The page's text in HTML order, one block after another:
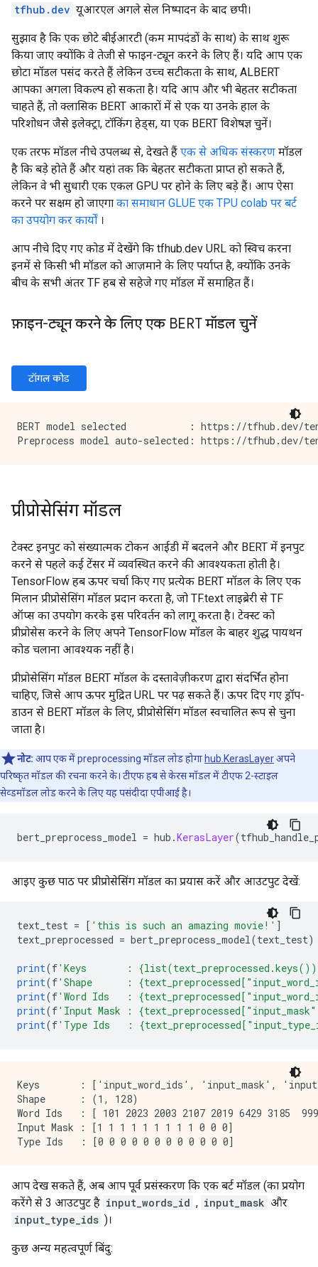
tfhub.dev यूआरएल अगले सेल निष्पादन के बाद छपी।
सुझाव है कि एक छोटे बीईआरटी (कम मापदंडों के साथ) के साथ शुरू
किया जाए क्योंकि वे तेजी से फाइन-ट्यून करने के लिए हैं। यदि आप एक
छोटा मॉडल पसंद करते हैं लेकिन उच्च सटीकता के साथ, ALBERT
आपका अगला विकल्प हो सकता है। यदि आप और भी बेहतर सटीकता
चाहते हैं, तो क्लासिक BERT आकारों में से एक या उनके हाल के
परिशोधन जैसे इलेक्ट्रा, टॉकिंग हेड्स, या एक BERT विशेषज्ञ चुनें।
एक तरफ मॉडल नीचे उपलब्ध से, देखते हैं एक से अधिक संस्करण मॉडल
है कि बड़े होते हैं और यहां तक कि बेहतर सटीकता प्राप्त हो सकते हैं,
लेकिन वे भी सुधारी एक एकल GPU पर होने के लिए बड़े हैं। आप ऐसा
करने पर सक्षम हो जाएगा का समाधान GLUE एक TPU colab पर बर्ट
का उपयोग कर कार्यों।
आप नीचे दिए गए कोड में देखेंगे कि tfhub.dev URL को स्विच करना
इनमें से किसी भी मॉडल को आज़माने के लिए पर्याप्त है, क्योंकि उनके
बीच के सभी अंतर TF हब से सहेजे गए मॉडल में समाहित हैं।
फ़ाइन-ट्यून करने के लिए एक BERT मॉडल चुनें
टॉगल कोड
BERT model selected           : https://tfhub.dev/
प्रीप्रोसेसिंग मॉडल
टेक्स्ट इनपुट को संख्यात्मक टोकन आईडी में बदलने और BERT में इनपुट
करने से पहले कई टेंसर में व्यवस्थित करने की आवश्यकता होती है।
TensorFlow हब ऊपर चर्चा किए गए प्रत्येक BERT मॉडल के लिए एक
मिलान प्रीप्रोसेसिंग मॉडल प्रदान करता है, जो TF.text लाइब्रेरी से TF
ऑप्स का उपयोग करके इस परिवर्तन को लागू करता है। टेक्स्ट को
प्रीप्रोसेस करने के लिए अपने TensorFlow मॉडल के बाहर शुद्ध पायथन
कोड चलाना आवश्यक नहीं है।
प्रीप्रोसेसिंग मॉडल BERT मॉडल के दस्तावेज़ीकरण द्वारा संदर्भित होना
चाहिए, जिसे आप ऊपर मुद्रित URL पर पढ़ सकते हैं। ऊपर दिए गए ड्रॉप-
डाउन से BERT मॉडल के लिए, प्रीप्रोसेसिंग मॉडल स्वचालित रूप से चुना
जाता है।
नोट: आप एक में preprocessing मॉडल लोड होगा hub.KerasLayerअपने
परिष्कृत मॉडल की रचना करने के। टीएफ हब से केरस मॉडल में टीएफ 2-स्टाइल
सेव्डमॉडल लोड करने के लिए यह पसंदीदा एपीआई है।
bert_preprocess_model = hub .KerasLayer(
आइए कुछ पाठ पर प्रीप्रोसेसिंग मॉडल का प्रयास करें और आउटपुट देखें:
text_test = [ 'this is such an amazing movie!' ]
text_preprocessed = bert_preprocess_model(text_test)
print(f'Keys       :
print(f'Shape      :
print(f'Word Ids   :
print(f'Input Mask :
print(f'Type Ids   :
Keys       : ['input_word_ids', 'input_mask',
Shape      : (1, 128)
Word Ids   : [ 101 2023 2003 2107 2019 6429 3185
Input Mask : [1 1 1 1 1 1 1 1 1 0 0 0]
आप देख सकते हैं, अब आप पूर्व प्रसंस्करण कि एक बर्ट मॉडल (का प्रयोग
करेंगे से 3 आउटपुट है input_words_id , input_mask और
input_type_ids )।
कुछ अन्य महत्वपूर्ण बिंदु: